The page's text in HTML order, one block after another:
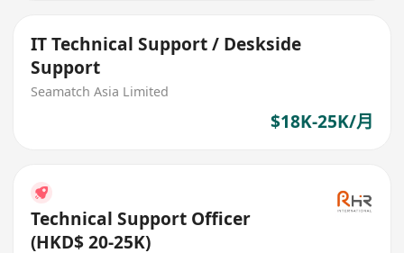
IT Technical Support / Deskside
Support
Seamatch Asia Limited
$18K-25K/月
Technical Support Officer
(HKD$ 20-25K)